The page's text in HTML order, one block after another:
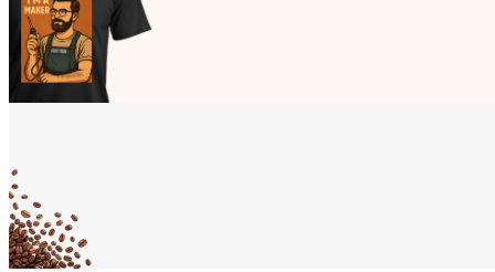
že jsi Maker!
Koupit tričko